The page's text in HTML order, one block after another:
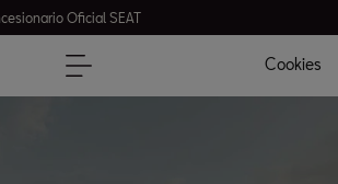
Oficial SEAT
Cookies